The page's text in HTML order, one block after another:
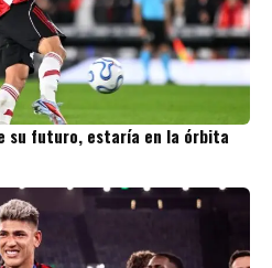
su futuro, estaría en la órbita